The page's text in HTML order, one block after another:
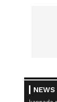
NEWS